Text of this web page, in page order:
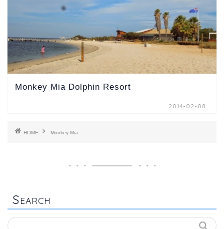
Monkey Mia Dolphin Resort
2014-02-08
HOME Monkey Mia
SEARCH